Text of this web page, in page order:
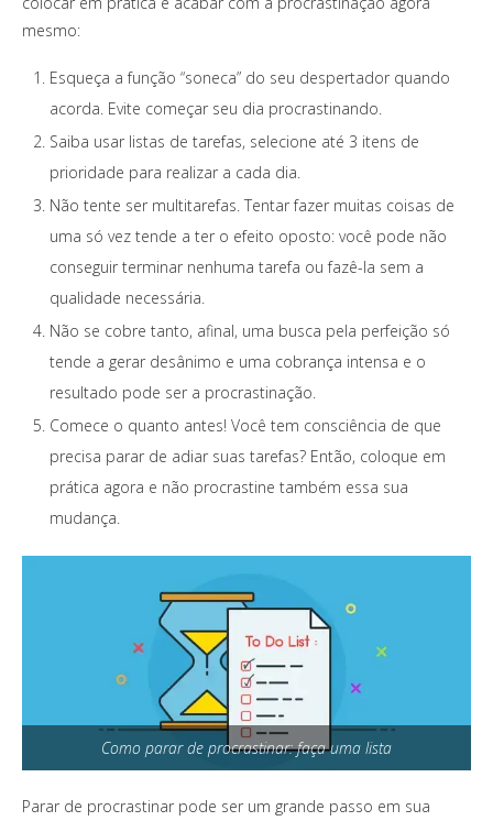
mesmo:
Esqueça a função “soneca” do seu despertador quando
acorda. Evite começar seu dia procrastinando.
Saiba usar listas de tarefas, selecione até 3 itens de
prioridade para realizar a cada dia.
Não tente ser multitarefas. Tentar fazer muitas coisas de
uma só vez tende a ter o efeito oposto: você pode não
conseguir terminar nenhuma tarefa ou fazê-la sem a
qualidade necessária.
Não se cobre tanto, afinal, uma busca pela perfeição só
tende a gerar desânimo e uma cobrança intensa e o
resultado pode ser a procrastinação.
Comece o quanto antes! Você tem consciência de que
precisa parar de adiar suas tarefas? Então, coloque em
prática agora e não procrastine também essa sua
mudança.
Como parar de procrastinar: faça uma lista
Parar de procrastinar pode ser um grande passo em sua